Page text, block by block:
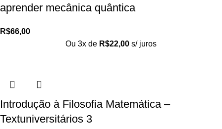
aprender mecânica quântica
R$66,00
Ou 3x de R$22,00 s/ juros
Introdução à Filosofia Matemática –
Textuniversitários 3